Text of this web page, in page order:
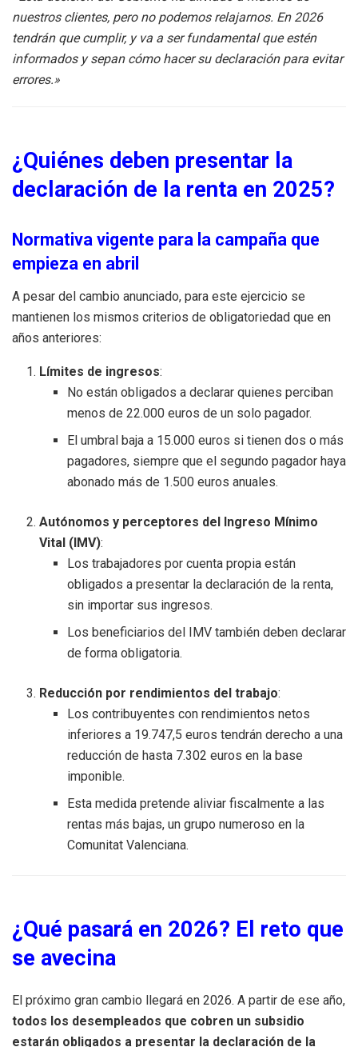
nuestros clientes, pero no podemos relajarnos. En 2026
tendrán que cumplir, y va a ser fundamental que estén
informados y sepan cómo hacer su declaración para evitar
errores.»
¿Quiénes deben presentar la
declaración de la renta en 2025?
Normativa vigente para la campaña que
empieza en abril
A pesar del cambio anunciado, para este ejercicio se
mantienen los mismos criterios de obligatoriedad que en
años anteriores:
Límites de ingresos:
No están obligados a declarar quienes perciban
menos de 22.000 euros de un solo pagador.
El umbral baja a 15.000 euros si tienen dos o más
pagadores, siempre que el segundo pagador haya
abonado más de 1.500 euros anuales.
Autónomos y perceptores del Ingreso Mínimo
Vital (IMV):
Los trabajadores por cuenta propia están
obligados a presentar la declaración de la renta,
sin importar sus ingresos.
Los beneficiarios del IMV también deben declarar
de forma obligatoria.
Reducción por rendimientos del trabajo:
Los contribuyentes con rendimientos netos
inferiores a 19.747,5 euros tendrán derecho a una
reducción de hasta 7.302 euros en la base
imponible.
Esta medida pretende aliviar fiscalmente a las
rentas más bajas, un grupo numeroso en la
Comunitat Valenciana.
¿Qué pasará en 2026? El reto que
se avecina
El próximo gran cambio llegará en 2026. A partir de ese año,
todos los desempleados que cobren un subsidio
estarán obligados a presentar la declaración de la